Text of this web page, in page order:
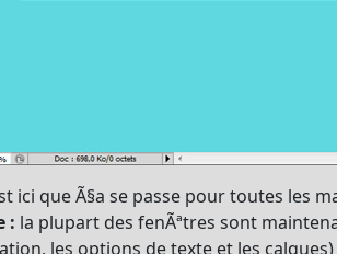
ici que Ã§a se passe pour toutes les
: la plupart des fenÃªtres sont
les options de texte et les